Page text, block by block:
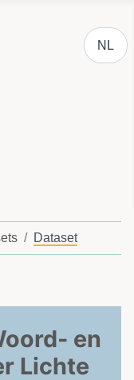
NL
Dataset
en
Lichte